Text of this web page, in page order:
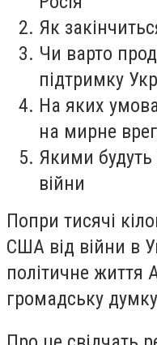
Як
Чи варто
підтримку
На яких
на мирне
Якими будуть
війни
Попри тисячі
США від війни в
політичне життя
громадську